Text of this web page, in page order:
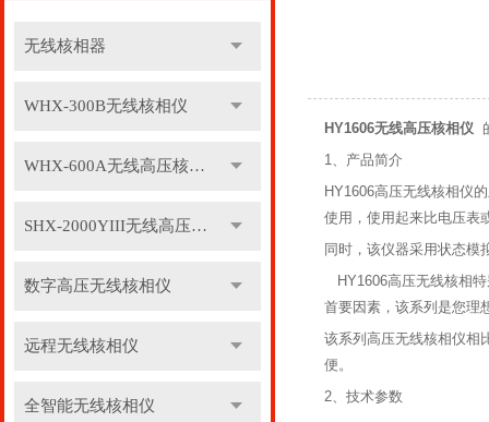
无线核相器
WHX-300B无线核相仪
WHX-600A无线高压核相仪
SHX-2000YIII无线高压核相仪
数字高压无线核相仪
远程无线核相仪
全智能无线核相仪
HY1606无线高压核相仪
1、产品简介
HY1606高压无线核相仪
使用，使用起来比电压表
同时，该仪器采用状态模
HY1606高压无线核相
首要因素，该系列是您理
该系列高压无线核相仪相
便。
2、技术参数